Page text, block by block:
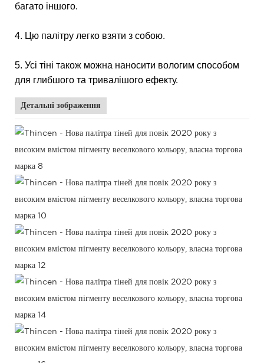
багато іншого.
4. Цю палітру легко взяти з собою.
5. Усі тіні також можна наносити вологим способом
для глибшого та тривалішого ефекту.
Детальні зображення